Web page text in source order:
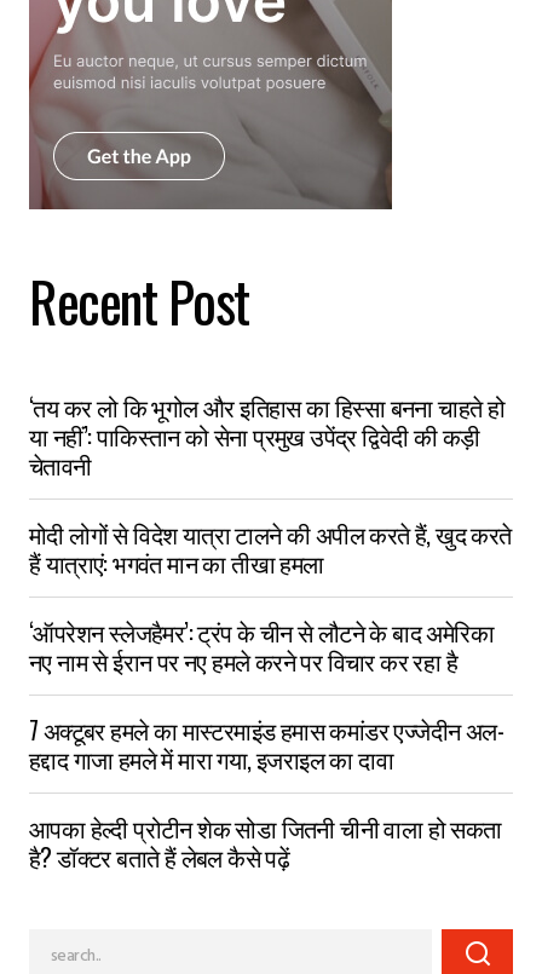
Recent Post
‘तय कर लो कि भूगोल और इतिहास का हिस्सा बनना चाहते हो
या नहीं’: पाकिस्तान को सेना प्रमुख उपेंद्र द्विवेदी की कड़ी
चेतावनी
मोदी लोगों से विदेश यात्रा टालने की अपील करते हैं, खुद करते
हैं यात्राएं: भगवंत मान का तीखा हमला
‘ऑपरेशन स्लेजहैमर’: ट्रंप के चीन से लौटने के बाद अमेरिका
नए नाम से ईरान पर नए हमले करने पर विचार कर रहा है
7 अक्टूबर हमले का मास्टरमाइंड हमास कमांडर एज्जेदीन अल-
हद्दाद गाजा हमले में मारा गया, इजराइल का दावा
आपका हेल्दी प्रोटीन शेक सोडा जितनी चीनी वाला हो सकता
है? डॉक्टर बताते हैं लेबल कैसे पढ़ें